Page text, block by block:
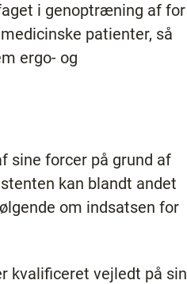
i genoptræning af for
patienter, så
ergo- og
sine forcer på grund af
kan blandt andet
om indsatsen for
kvalificeret vejledt på sin